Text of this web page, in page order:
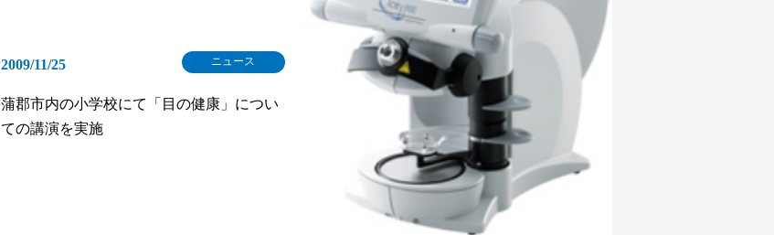
2009/11/25 ニュース
蒲郡市内の小学校にて「目の健康」につい
ての講演を実施